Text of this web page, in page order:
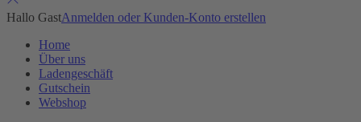
Hallo GastAnmelden oder Kunden-Konto erstellen
Home
Über uns
Ladengeschäft
Gutschein
Webshop